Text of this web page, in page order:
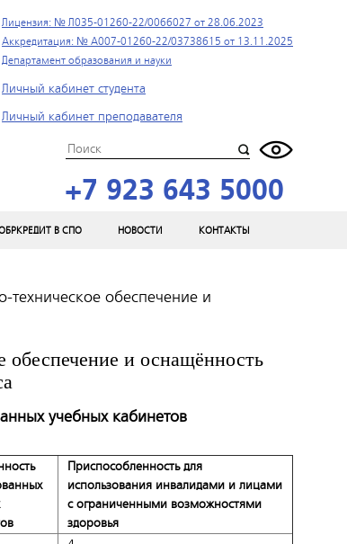
Лицензия: № Л035-01260-22/0066027 от 28.06.2023
Аккредитация: № А007-01260-22/03738615 от 13.11.2025
Департамент образования и науки
Личный кабинет студента
Личный кабинет преподавателя
+7 923 643 5000
В СПО НОВОСТИ КОНТАКТЫ
техническое обеспечение и
обеспечение и оснащённость
учебных кабинетов
Приспособленность для
использования инвалидами и лицами
с ограниченными возможностями
здоровья